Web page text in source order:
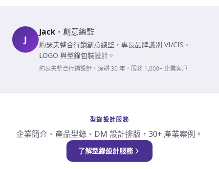
J
Jack ・ 創意總監
約瑟夫整合行銷創意總監，專長品牌識別 VI/CIS、
LOGO 與型錄包裝設計。
約瑟夫整合行銷設計・深耕 30 年・服務 1,000+ 企業客戶
型錄設計服務
企業簡介、產品型錄、DM 設計排版，30+ 產業案例。
了解型錄設計服務